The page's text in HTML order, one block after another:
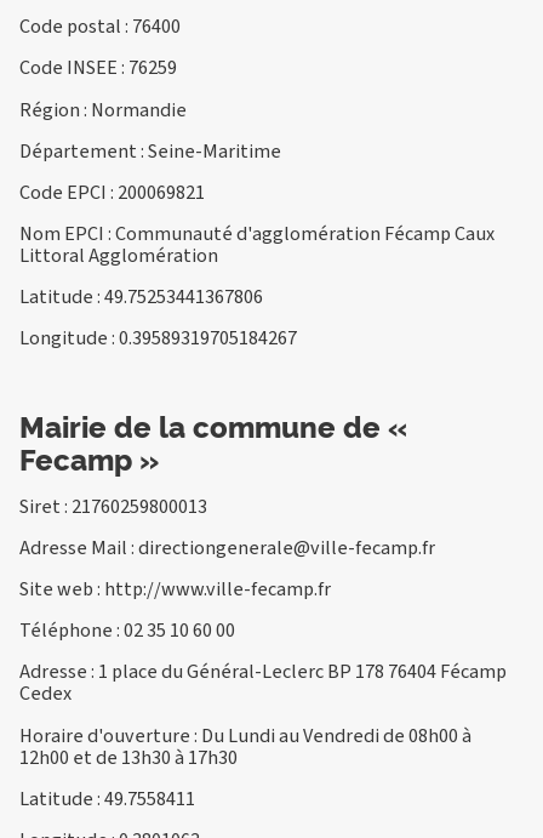
Code postal : 76400
Code INSEE : 76259
Région : Normandie
Département : Seine-Maritime
Code EPCI : 200069821
Nom EPCI : Communauté d'agglomération Fécamp Caux
Littoral Agglomération
Latitude : 49.75253441367806
Longitude : 0.39589319705184267
Mairie de la commune de «
Fecamp »
Siret : 21760259800013
Adresse Mail :directiongenerale@ville-fecamp.fr
Site web : http://www.ville-fecamp.fr
Téléphone :02 35 10 60 00
Adresse : 1 place du Général-Leclerc BP 178 76404 Fécamp
Cedex
Horaire d'ouverture : Du Lundi au Vendredi de 08h00 à
12h00 et de 13h30 à 17h30
Latitude : 49.7558411